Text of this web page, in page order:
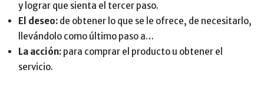
y lograr que sienta el tercer paso.
El deseo: de obtener lo que se le ofrece, de necesitarlo,
llevándolo como último paso a…
La acción: para comprar el producto u obtener el
servicio.